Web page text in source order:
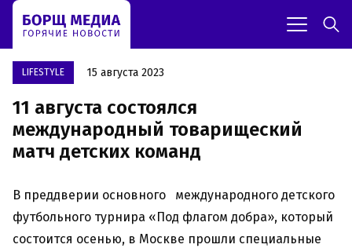
LIFESTYLE 15 августа 2023
11 августа состоялся
международный товарищеский
матч детских команд
В преддверии основного международного детского
футбольного турнира «Под флагом добра», который
состоится осенью, в Москве прошли специальные